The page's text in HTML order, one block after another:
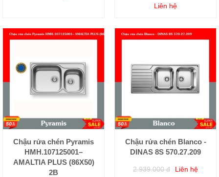
Liên hệ
Chậu rửa chén Pyramis
HMH.107125001–
AMALTIA PLUS (86X50)
2B
Chậu rửa chén Blanco -
DINAS 8S 570.27.209
2.939.000 đ Liên hệ